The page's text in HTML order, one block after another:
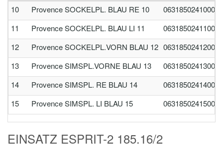
10 Provence SOCKELPL. BLAU RE 10 0631850241000
11 Provence SOCKELPL. BLAU LI 11 0631850241100
12 Provence SOCKELPL.VORN BLAU 12 0631850241200
13 Provence SIMSPL.VORNE BLAU 13 0631850241300
14 Provence SIMSPL. RE BLAU 14 0631850241400
15 Provence SIMSPL. LI BLAU 15 0631850241500
EINSATZ ESPRIT-2 185.16/2